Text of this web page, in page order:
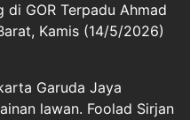
GOR Terpadu Ahmad
Kamis (14/5/2026)
Garuda Jaya
lawan. Foolad Sirjan